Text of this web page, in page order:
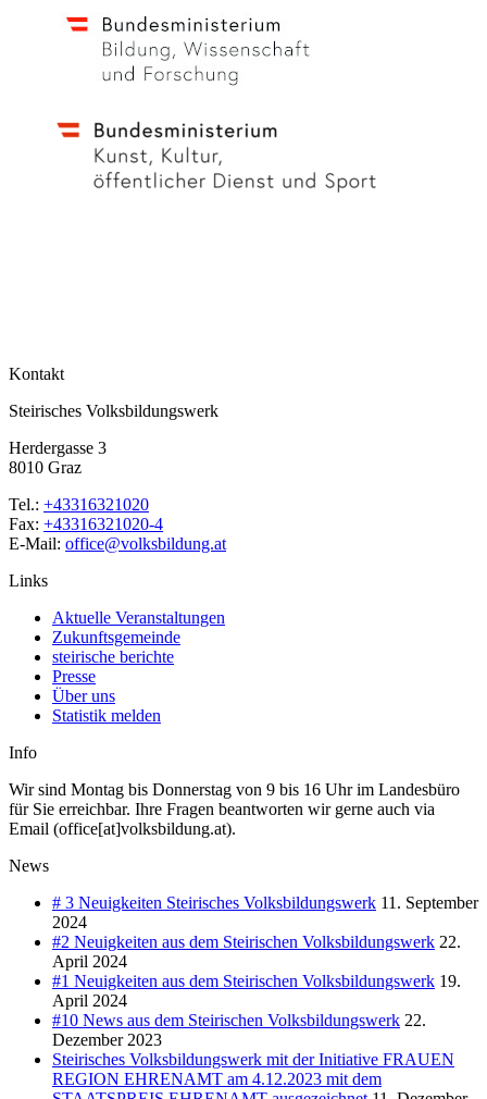
Kontakt
Steirisches Volksbildungswerk
Herdergasse 3
8010 Graz
Tel.: +43316321020
Fax: +43316321020-4
E-Mail: office@volksbildung.at
Links
Aktuelle Veranstaltungen
Zukunftsgemeinde
steirische berichte
Presse
Über uns
Statistik melden
Info
Wir sind Montag bis Donnerstag von 9 bis 16 Uhr im Landesbüro
für Sie erreichbar. Ihre Fragen beantworten wir gerne auch via
Email (office[at]volksbildung.at).
News
# 3 Neuigkeiten Steirisches Volksbildungswerk 11. September
2024
#2 Neuigkeiten aus dem Steirischen Volksbildungswerk 22.
April 2024
#1 Neuigkeiten aus dem Steirischen Volksbildungswerk 19.
April 2024
#10 News aus dem Steirischen Volksbildungswerk 22.
Dezember 2023
Steirisches Volksbildungswerk mit der Initiative FRAUEN
REGION EHRENAMT am 4.12.2023 mit dem